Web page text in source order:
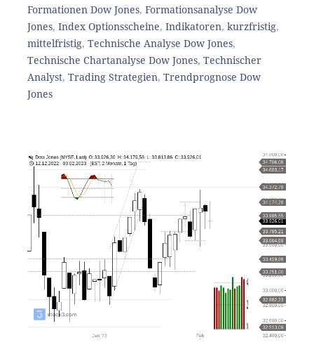
Formationen Dow Jones, Formationsanalyse Dow
Jones, Index Optionsscheine, Indikatoren, kurzfristig,
mittelfristig, Technische Analyse Dow Jones,
Technische Chartanalyse Dow Jones, Technischer
Analyst, Trading Strategien, Trendprognose Dow
Jones